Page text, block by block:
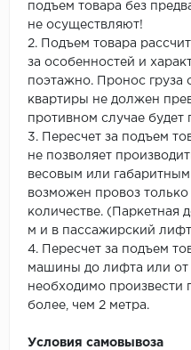
подъем товара без
не осуществляют!
2. Подъем товара
за особенностей и
поэтажно. Пронос
квартиры не должен
противном случае будет
3. Пересчет за подъем
не позволяет
весовым или
возможен провоз
количестве. (Паркетная
м и в пассажирский
4. Пересчет за подъем
машины до лифта или от
необходимо произвести
более, чем 2 метра.
Условия самовывоза